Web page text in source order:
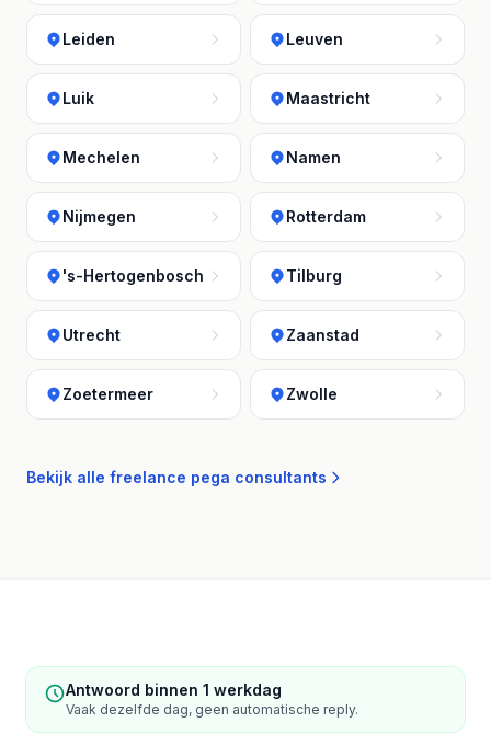
Leiden Leuven
Luik Maastricht
Mechelen Namen
Nijmegen Rotterdam
's-Hertogenbosch Tilburg
Utrecht Zaanstad
Zoetermeer Zwolle
Bekijk alle freelance pega consultants
Antwoord binnen 1 werkdag
Vaak dezelfde dag, geen automatische reply.